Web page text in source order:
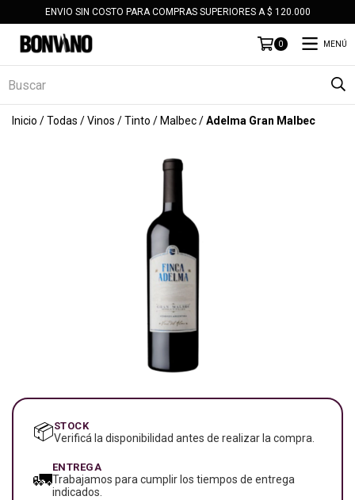
ENVIO SIN COSTO PARA COMPRAS SUPERIORES A $ 120.000
0 MENÚ
Inicio /Todas /Vinos /Tinto / Malbec/Adelma Gran Malbec
📦STOCK
Verificá la disponibilidad antes de realizar la compra.
🚛
ENTREGA
Trabajamos para cumplir los tiempos de entrega
indicados.